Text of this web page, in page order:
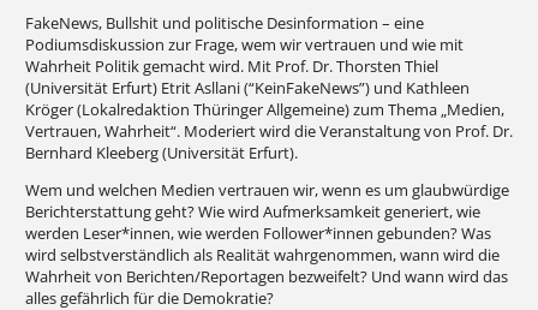
FakeNews, Bullshit und politische Desinformation – eine
Podiumsdiskussion zur Frage, wem wir vertrauen und wie mit
Wahrheit Politik gemacht wird. Mit Prof. Dr. Thorsten Thiel
(Universität Erfurt) Etrit Asllani (“KeinFakeNews”) und Kathleen
Kröger (Lokalredaktion Thüringer Allgemeine) zum Thema „Medien,
Vertrauen, Wahrheit“. Moderiert wird die Veranstaltung von Prof. Dr.
Bernhard Kleeberg (Universität Erfurt).
Wem und welchen Medien vertrauen wir, wenn es um glaubwürdige
Berichterstattung geht? Wie wird Aufmerksamkeit generiert, wie
werden Leser*innen, wie werden Follower*innen gebunden? Was
wird selbstverständlich als Realität wahrgenommen, wann wird die
Wahrheit von Berichten/Reportagen bezweifelt? Und wann wird das
alles gefährlich für die Demokratie?